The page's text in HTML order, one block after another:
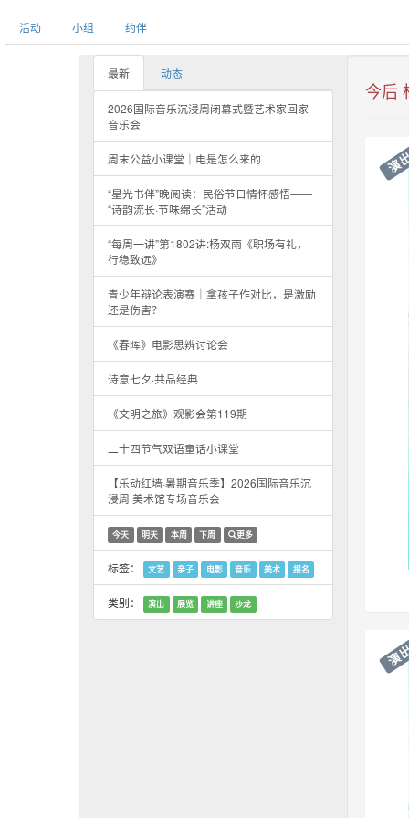
活动 小组 约伴
最新 动态
2026国际音乐沉浸周闭幕式暨艺术家回家
音乐会
周末公益小课堂｜电是怎么来的
“星光书伴”晚阅读：民俗节日情怀感悟——
“诗韵流长·节味绵长”活动
“每周一讲”第1802讲:杨双雨《职场有礼，
行稳致远》
青少年辩论表演赛｜拿孩子作对比，是激励
还是伤害？
《春晖》电影思辨讨论会
诗意七夕·共品经典
《文明之旅》观影会第119期
二十四节气双语童话小课堂
【乐动红墙·暑期音乐季】2026国际音乐沉
浸周·美术馆专场音乐会
今天 明天 本周 下周 更多
标签： 文艺 亲子 电影 音乐 美术 报名
类别： 演出 展览 讲座 沙龙
今后
演
演